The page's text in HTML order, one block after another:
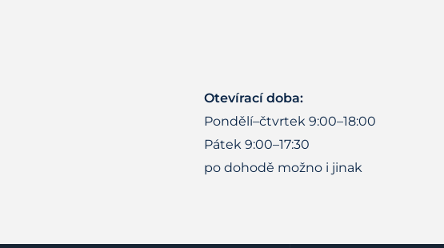
Otevírací doba:
Pondělí–čtvrtek 9:00–18:00
Pátek 9:00–17:30
po dohodě možno i jinak